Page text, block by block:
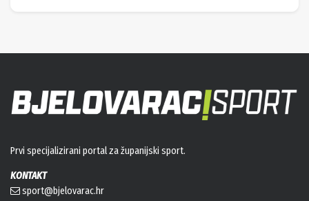
Prvi specijalizirani portal za županijski sport.
KONTAKT
sport@bjelovarac.hr